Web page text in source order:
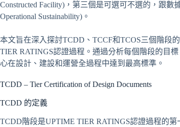
Constructed Facility)，第三個是可選可不選的，跟
Operational Sustainability)。
本文旨在深入探討TCDD、TCCF和TCOS三個階段
TIER RATINGS認證過程。通過分析每個階段的目
心在設計、建設和運營全過程中達到最高標準。
TCDD – Tier Certification of Design Documents
TCDD 的定義
TCDD階段是UPTIME TIER RATINGS認證過程的